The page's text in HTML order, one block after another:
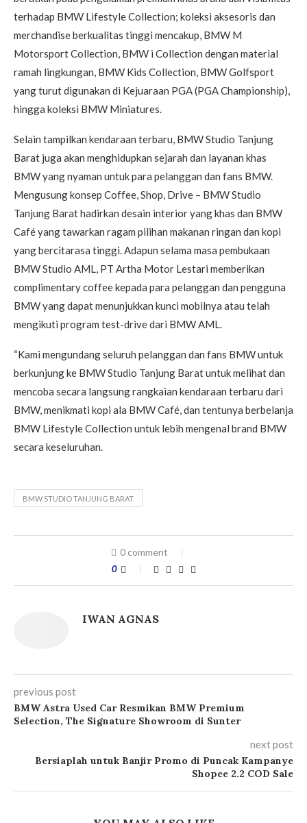
terhadap BMW Lifestyle Collection; koleksi aksesoris dan
merchandise berkualitas tinggi mencakup, BMW M
Motorsport Collection, BMW i Collection dengan material
ramah lingkungan, BMW Kids Collection, BMW Golfsport
yang turut digunakan di Kejuaraan PGA (PGA Championship),
hingga koleksi BMW Miniatures.
Selain tampilkan kendaraan terbaru, BMW Studio Tanjung
Barat juga akan menghidupkan sejarah dan layanan khas
BMW yang nyaman untuk para pelanggan dan fans BMW.
Mengusung konsep Coffee, Shop, Drive – BMW Studio
Tanjung Barat hadirkan desain interior yang khas dan BMW
Café yang tawarkan ragam pilihan makanan ringan dan kopi
yang bercitarasa tinggi. Adapun selama masa pembukaan
BMW Studio AML, PT Artha Motor Lestari memberikan
complimentary coffee kepada para pelanggan dan pengguna
BMW yang dapat menunjukkan kunci mobilnya atau telah
mengikuti program test-drive dari BMW AML.
“Kami mengundang seluruh pelanggan dan fans BMW untuk
berkunjung ke BMW Studio Tanjung Barat untuk melihat dan
mencoba secara langsung rangkaian kendaraan terbaru dari
BMW, menikmati kopi ala BMW Café, dan tentunya berbelanja
BMW Lifestyle Collection untuk lebih mengenal brand BMW
secara keseluruhan.
BMW STUDIO TANJUNG BARAT
0 comment
0
IWAN AGNAS
previous post
BMW Astra Used Car Resmikan BMW Premium
Selection, The Signature Showroom di Sunter
next post
Bersiaplah untuk Banjir Promo di Puncak Kampanye
Shopee 2.2 COD Sale